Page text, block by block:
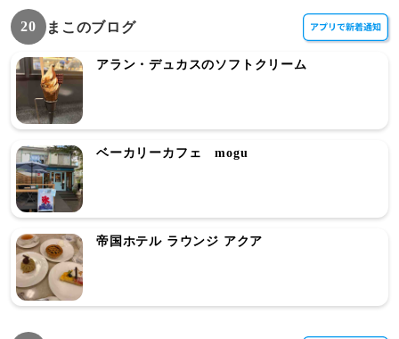
20 まこのブログ
アラン・デュカスのソフトクリーム
ベーカリーカフェ mogu
帝国ホテル ラウンジ アクア